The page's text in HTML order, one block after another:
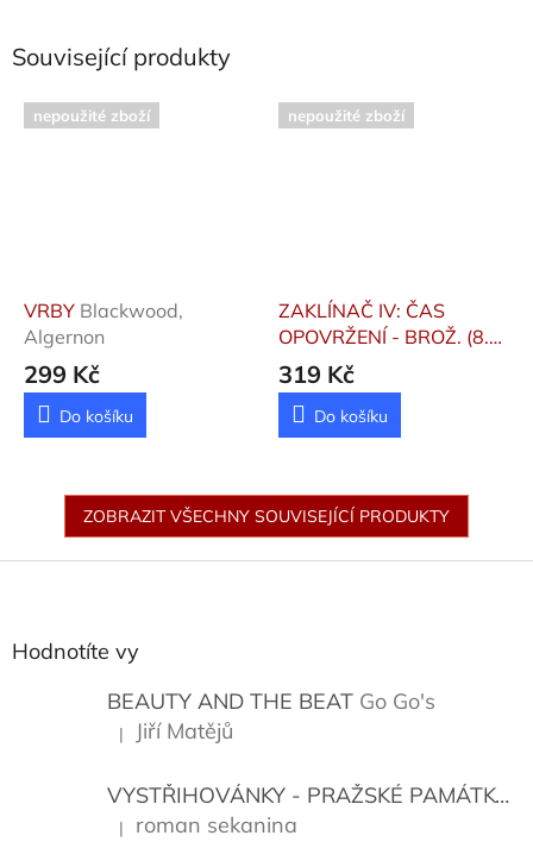
Související produkty
nepoužité zboží
VRBY Blackwood,
Algernon
299 Kč
Do košíku
nepoužité zboží
ZAKLÍNAČ IV: ČAS
OPOVRŽENÍ - BROŽ. (8.
VYDÁNÍ)
Andrzej
319 Kč
Do košíku
ZOBRAZIT VŠECHNY SOUVISEJÍCÍ PRODUKTY
Hodnotíte vy
BEAUTY AND THE BEAT Go Go's
Hodnocení produktu je 5 z 5 hvězdiček.
| Jiří Matějů
VYSTŘIHOVÁNKY - PRAŽSKÉ PAMÁTKY
Hodnocení produktu je 5 z 5 hvězdiček.
| roman sekanina